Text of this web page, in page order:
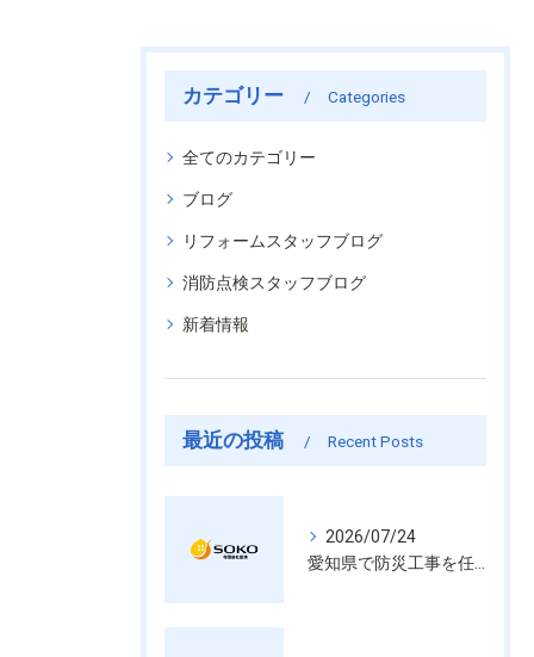
カテゴリー Categories
全てのカテゴリー
ブログ
リフォームスタッフブログ
消防点検スタッフブログ
新着情報
最近の投稿 Recent Posts
2026/07/24